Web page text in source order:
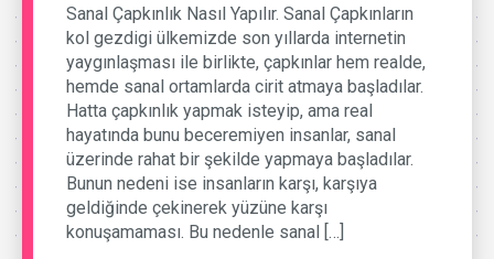
Sanal Çapkınlık Nasıl Yapılır. Sanal Çapkınların
kol gezdigi ülkemizde son yıllarda internetin
yaygınlaşması ile birlikte, çapkınlar hem realde,
hemde sanal ortamlarda cirit atmaya başladılar.
Hatta çapkınlık yapmak isteyip, ama real
hayatında bunu beceremiyen insanlar, sanal
üzerinde rahat bir şekilde yapmaya başladılar.
Bunun nedeni ise insanların karşı, karşıya
geldiğinde çekinerek yüzüne karşı
konuşamaması. Bu nedenle sanal […]